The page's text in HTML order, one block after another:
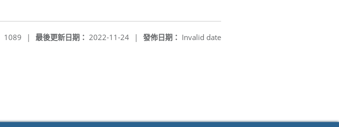
發佈日期： Invalid date
最後更新日期： 2022-11-24 |
1089 |